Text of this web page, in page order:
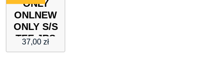
ONLY
ONLNEW
ONLY S/S
TEE JRS
NOOS
37,00 zł